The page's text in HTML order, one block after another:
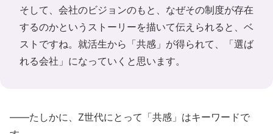
そして、会社のビジョンのもと、なぜその制度が存在
するのかというストーリーを描いて伝えられると、ベ
ストですね。就活生から「共感」が得られて、「選ば
れる会社」になっていくと思います。
――たしかに、Z世代にとって「共感」はキーワードで